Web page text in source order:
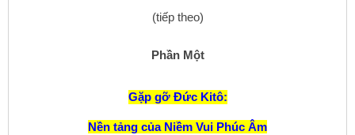
(tiếp theo)
Phần Một
Gặp gỡ Đức Kitô:
Nền tảng của Niềm Vui Phúc Âm